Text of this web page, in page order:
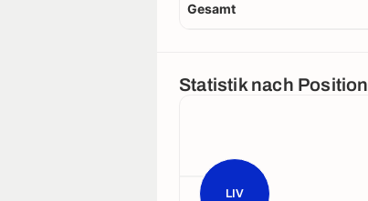
Gesamt
Statistik nach Position
LIV